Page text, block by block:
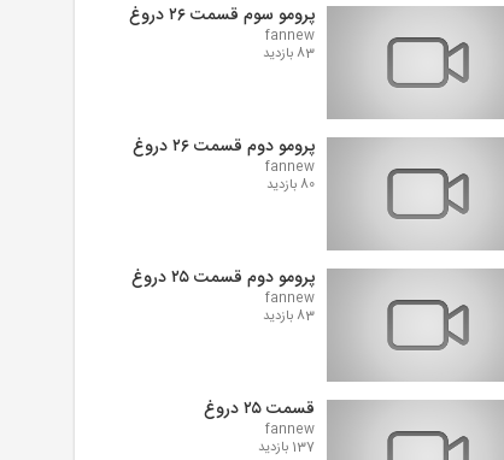
پرومو سوم قسمت ۲۶ دروغ
fannew
83 بازدید
پرومو دوم قسمت ۲۶ دروغ
fannew
80 بازدید
پرومو دوم قسمت ۲۵ دروغ
fannew
83 بازدید
قسمت ۲۵ دروغ
fannew
137 بازدید